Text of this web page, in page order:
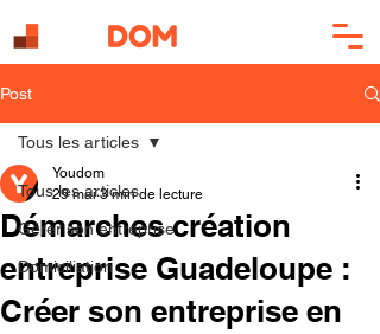
Post
Tous les articles
Gérer son entreprise
Domiciliation
Tous les articles
Démarches création
entreprise Guadeloupe :
Créer son entreprise en
Youdom
29 mai 3 min de lecture